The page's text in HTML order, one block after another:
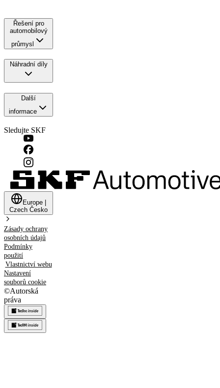
Řešení pro
automobilový
průmysl
Náhradní díly
Další
informace
Sledujte SKF
Europe
Czech Česko
Zásady ochrany
osobních údajů
Podmínky
použití
Vlastnictví webu
Nastavení
souborů cookie
©Autorská
práva